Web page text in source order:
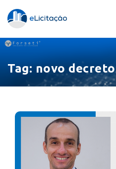
Tag:novo decreto